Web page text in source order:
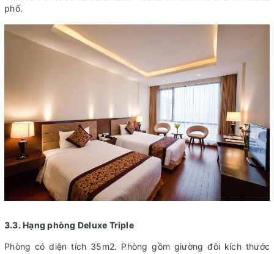
phố.
3.3. Hạng phòng Deluxe Triple
Phòng có diện tích 35m2. Phòng gồm giường đôi kích thước